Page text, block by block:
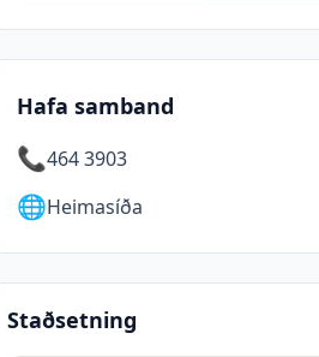
Hafa samband
📞464 3903
🌐Heimasíða
Staðsetning